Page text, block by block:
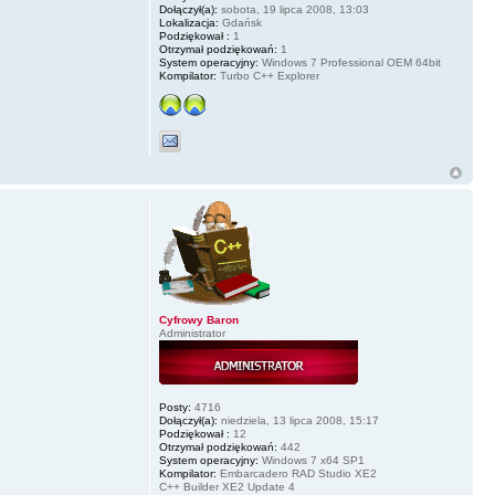
Dołączył(a): sobota, 19 lipca 2008, 13:03
Lokalizacja: Gdańsk
Podziękował : 1
Otrzymał podziękowań: 1
System operacyjny: Windows 7 Professional OEM 64bit
Kompilator: Turbo C++ Explorer
Cyfrowy Baron
Administrator
Posty: 4716
Dołączył(a): niedziela, 13 lipca 2008, 15:17
Podziękował : 12
Otrzymał podziękowań: 442
System operacyjny: Windows 7 x64 SP1
Kompilator: Embarcadero RAD Studio XE2
C++ Builder XE2 Update 4